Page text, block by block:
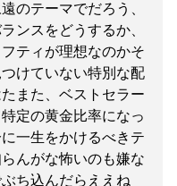
のテーマでだろう、
ンスをどうするか、
ティが理想なのかそ
けていない特別な配
また、ベストセラー
定の黄金比率になっ
一生をかけるべきテ
んがな怖いのも嫌な
ち込んだらええね